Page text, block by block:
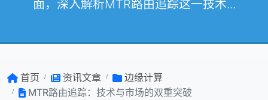
面，深入解析MTR路由追踪这一技术...
首页 资讯文章
边缘计算
MTR路由追踪：技术与市场的双重突破